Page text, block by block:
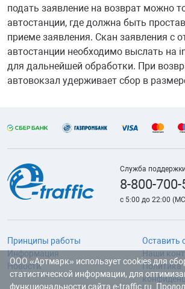
подать заявление на возврат можно
автостанции, где должна быть
приеме заявления. Скан заявления с
автостанции необходимо выслать на
для дальнейшей обработки. При
автовокзал удерживает сбор в
Служба
8-800-
с 5:00 до 22:00
Принципы работы
Информация
Новости
Оставить
Наши
Политика
ООО «Артмарк» использует cookies для
статистической информации, для
функциональности сайта e-traffic.ru.